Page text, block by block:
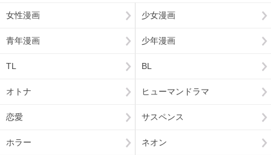
女性漫画 少女漫画
青年漫画 少年漫画
TL BL
オトナ ヒューマンドラマ
恋愛 サスペンス
ホラー ネオン